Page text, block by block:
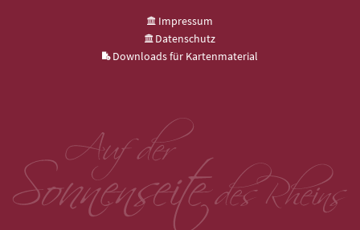
Impressum
Datenschutz
Downloads für Kartenmaterial